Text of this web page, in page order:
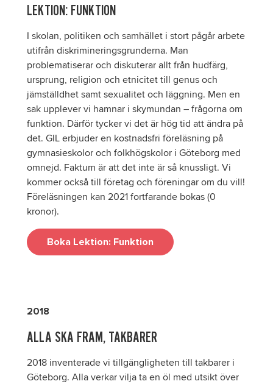
LEKTION: FUNKTION
I skolan, politiken och samhället i stort pågår arbete
utifrån diskrimineringsgrunderna. Man
problematiserar och diskuterar allt från hudfärg,
ursprung, religion och etnicitet till genus och
jämställdhet samt sexualitet och läggning. Men en
sak upplever vi hamnar i skymundan – frågorna om
funktion. Därför tycker vi det är hög tid att ändra på
det. GIL erbjuder en kostnadsfri föreläsning på
gymnasieskolor och folkhögskolor i Göteborg med
omnejd. Faktum är att det inte är så knussligt. Vi
kommer också till företag och föreningar om du vill!
Föreläsningen kan 2021 fortfarande bokas (0
kronor).
Boka Lektion: Funktion
2018
ALLA SKA FRAM, TAKBARER
2018 inventerade vi tillgängligheten till takbarer i
Göteborg. Alla verkar vilja ta en öl med utsikt över